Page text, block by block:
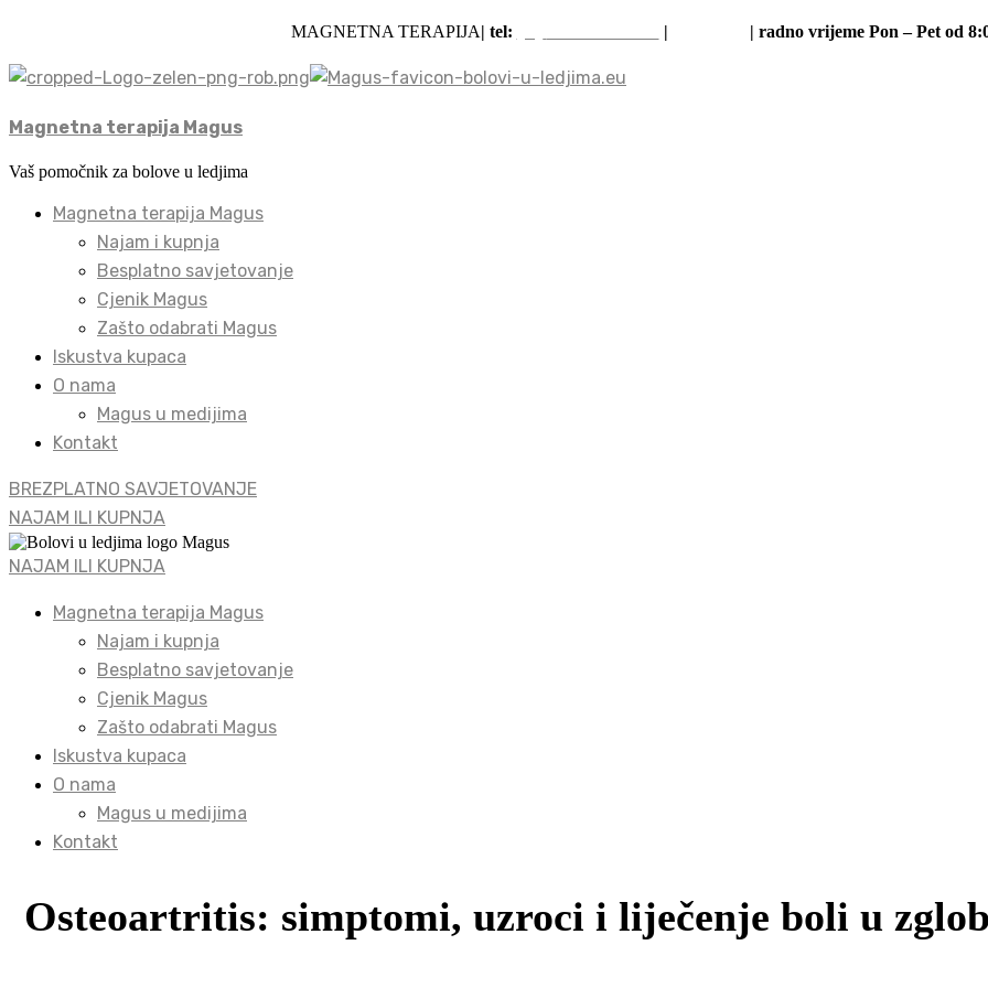
MAGNETNA TERAPIJA| tel: | | radno vrijeme Pon – Pet od
Magnetna terapija Magus
Vaš pomočnik za bolove u ledjima
Magnetna terapija Magus
Najam i kupnja
Besplatno savjetovanje
Cjenik Magus
Zašto odabrati Magus
Iskustva kupaca
O nama
Magus u medijima
Kontakt
BREZPLATNO SAVJETOVANJE
NAJAM ILI KUPNJA
NAJAM ILI KUPNJA
Magnetna terapija Magus
Najam i kupnja
Besplatno savjetovanje
Cjenik Magus
Zašto odabrati Magus
Iskustva kupaca
O nama
Magus u medijima
Kontakt
Osteoartritis: simptomi, uzroci i liječenje boli u